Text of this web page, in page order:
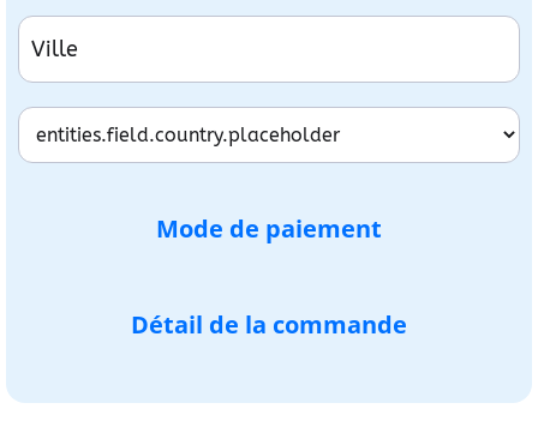
Mode de paiement
Détail de la commande